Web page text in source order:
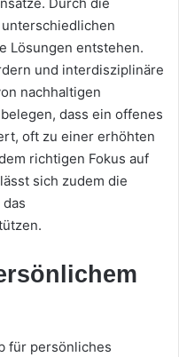
Lösungen entstehen.
und interdisziplinäre
nachhaltigen
dass ein offenes
oft zu einer erhöhten
richtigen Fokus auf
lässt sich zudem die
für persönliches